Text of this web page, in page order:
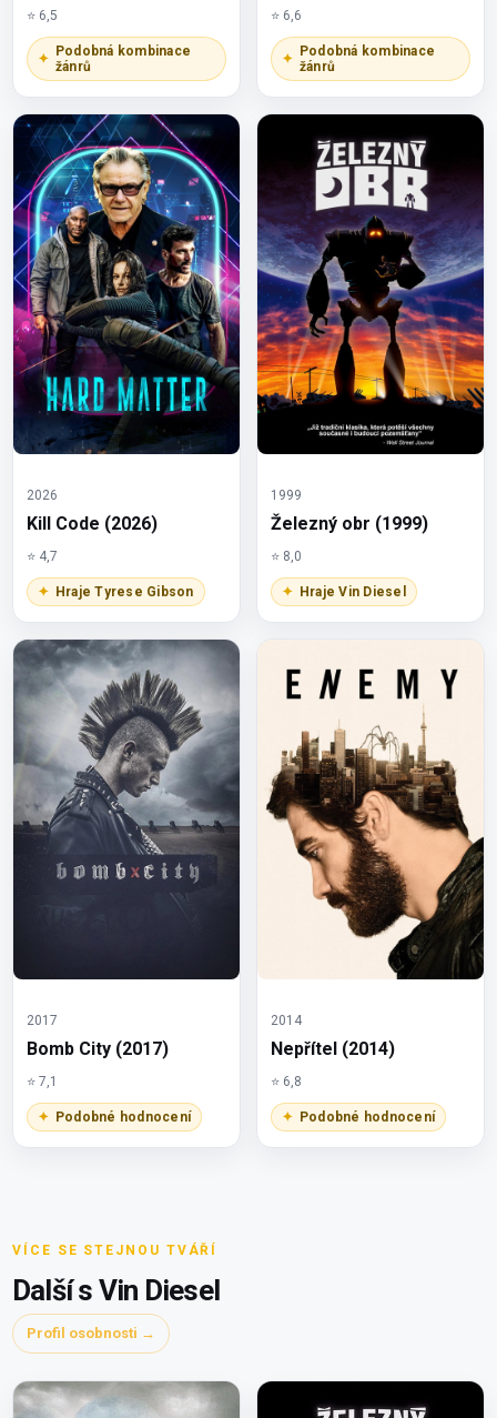
⭐ 6,5
Podobná kombinace
žánrů
⭐ 6,6
Podobná kombinace
žánrů
2026
Kill Code (2026)
⭐ 4,7
Hraje Tyrese Gibson
1999
Železný obr (1999)
⭐ 8,0
Hraje Vin Diesel
2017
Bomb City (2017)
⭐ 7,1
Podobné hodnocení
2014
Nepřítel (2014)
⭐ 6,8
Podobné hodnocení
VÍCE SE STEJNOU TVÁŘÍ
Další s Vin Diesel
Profil osobnosti →